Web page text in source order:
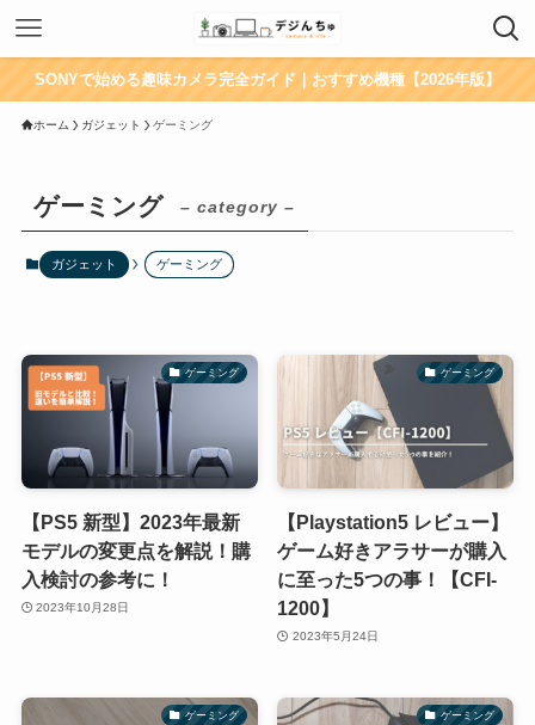
SONYで始める趣味カメラ完全ガイド｜おすすめ機種【2026年版】
ホーム ガジェット ゲーミング
ゲーミング – category –
ガジェット ゲーミング
ゲーミング
【PS5 新型】2023年最新
モデルの変更点を解説！購
入検討の参考に！
2023年10月28日
ゲーミング
【Playstation5 レビュー】
ゲーム好きアラサーが購入
に至った5つの事！【CFI-
1200】
2023年5月24日
ゲーミング ゲーミング